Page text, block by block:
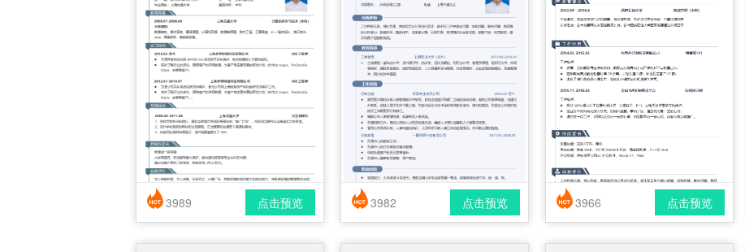
简历风格： 时尚 / 简洁 / 应届生
点击预览
3989
简历风格： 时尚 / 简洁 / 应届生
点击预览
3982
简历风格： 时尚 / 简洁 / 应届生
点击预览
3966